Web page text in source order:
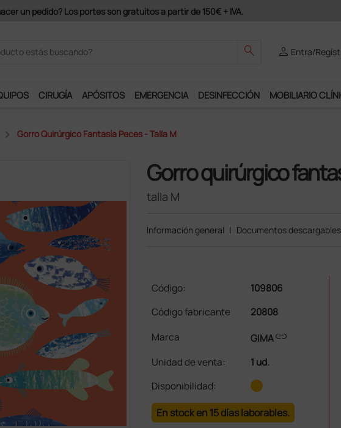
Ds Plus y podrás disfrutar de muchos servicios exclusivos.
search person Entra/
CIRUGÍA APÓSITOS EMERGENCIA DESINFECCIÓN MOBILIARIO
Gorro Quirúrgico Fantasía Peces - Talla M
Gorro quirúrgico
talla M
Información general | Documentos descargables
Código:
109806
Código fabricante
20808
Marca
GIMAlink
Unidad de venta:
1 ud.
Disponibilidad:
En stock en 15 días laborables.